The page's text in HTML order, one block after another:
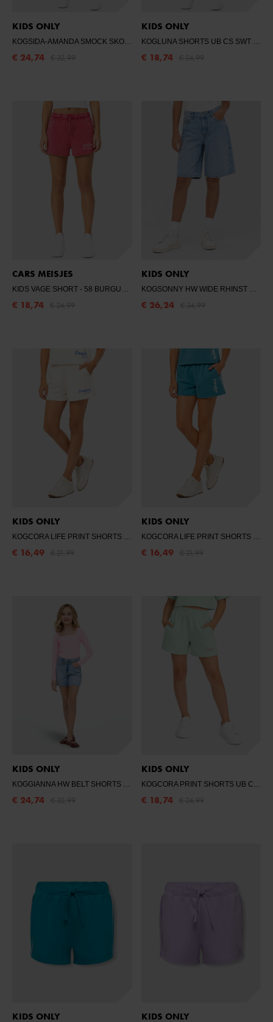
KIDS ONLY
KOGSIDA-AMANDA SMOCK SKORT CS EX JR - BLACK/LEO AOP
€ 24,74
KIDS ONLY
KOGLUNA SHORTS UB CS SWT
-
€ 18,74
CARS MEISJES
KIDS VAGE SHORT - 58 BURGUNDY
€ 18,74
KIDS ONLY
KOGSONNY HW WIDE RHINST DNM SHORTS
€ 26,24
KIDS ONLY
KOGCORA LIFE PRINT SHORTS UB SWT - CLOUD DANCER/
€ 16,49
KIDS ONLY
KOGCORA LIFE PRINT SHORTS UB SWT
€ 16,49
KIDS ONLY
KOGGIANNA HW BELT SHORTS PIMBOX DNM - LIGHT BLUE DENIM
€ 24,74
KIDS ONLY
KOGCORA PRINT SHORTS UB CS SWT
€ 18,74
KIDS ONLY KIDS ONLY